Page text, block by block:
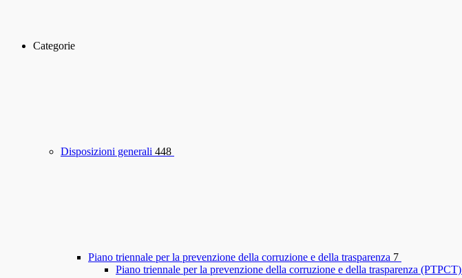
Categorie
Disposizioni generali 448
Piano triennale per la prevenzione della corruzione e della trasparenza 7
Piano triennale per la prevenzione della corruzione e della trasparenza (PTPCT)